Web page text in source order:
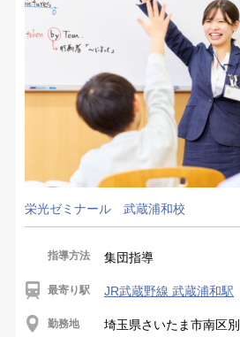
栄光ゼミナール 武蔵浦和校
指導方法 集団指導
最寄り駅 JR武蔵野線 武蔵浦和駅
勤務地 埼玉県さいたま市南区